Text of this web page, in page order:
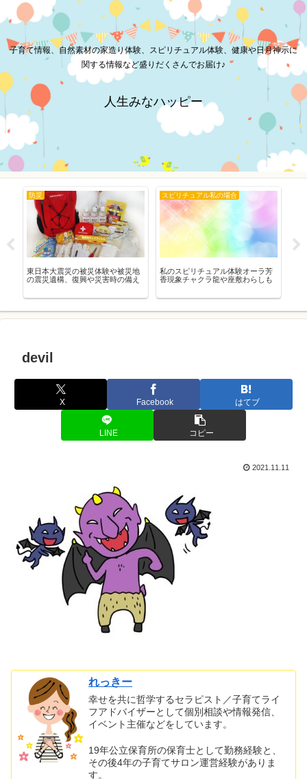
子育て情報、自然素材の家造り体験、スピリチュアル体験、健康や日月神示に
関する情報など盛りだくさんでお届け♪
人生みなハッピー
防災
東日本大震災の被災体験や被災地
の震災遺構、復興や災害時の備え
スピリチュアル私の場合
私のスピリチュアル体験オーラ芳
香現象チャクラ龍や座敷わらしも
devil
X Facebook はてブ
LINE コピー
2021.11.11
れっきー
幸せを共に哲学するセラピスト／子育てライ
フアドバイザーとして個別相談や情報発信、
イベント主催などをしています。
19年公立保育所の保育士として勤務経験と、
その後4年の子育てサロン運営経験がありま
す。